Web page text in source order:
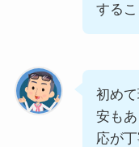
するこ
初め
安も
応が